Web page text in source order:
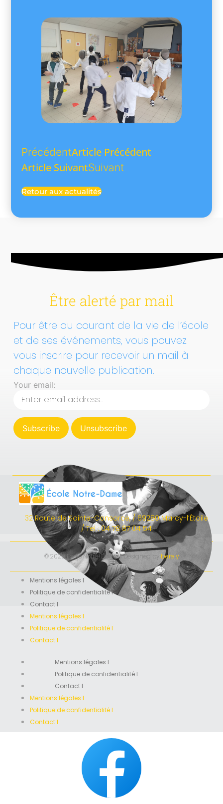
PrécédentArticle Précédent
Article SuivantSuivant
Retour aux actualités
Être alerté par mail
Pour être au courant de la vie de l’école
et de ses événements, vous pouvez
vous inscrire pour recevoir un mail à
chaque nouvelle publication.
Your email:
32 Route de Sainte-Consorce, / 69280 Marcy-l’Étoile
/ Tel : 04 78 87 04 54
© 2020 École Notre-Dame I Designed by berely
Mentions légales I
Politique de confidentialité I
Contact I
Mentions légales I
Politique de confidentialité I
Contact I
Mentions légales I
Politique de confidentialité I
Contact I
Mentions légales I
Politique de confidentialité I
Contact I